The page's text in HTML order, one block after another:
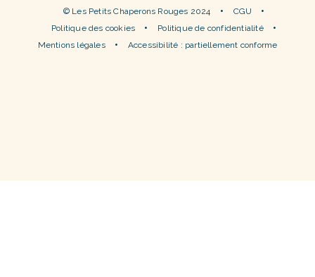
© Les Petits Chaperons Rouges 2024
CGU
Politique des cookies
Politique de confidentialité
Mentions légales
Accessibilité : partiellement conforme